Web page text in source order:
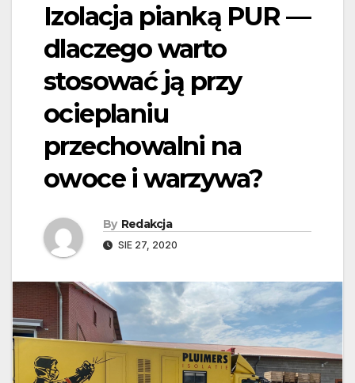
Izolacja pianką PUR —
dlaczego warto
stosować ją przy
ocieplaniu
przechowalni na
owoce i warzywa?
By Redakcja
SIE 27, 2020